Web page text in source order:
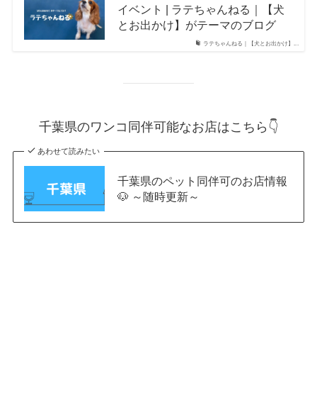
ラテちゃんねる｜【犬とお出かけ】...
イベント | ラテちゃんねる｜【犬
とお出かけ】がテーマのブログ
千葉県のワンコ同伴可能なお店はこちら👇
あわせて読みたい
千葉県のペット同伴可のお店情報
🐶 ～随時更新～